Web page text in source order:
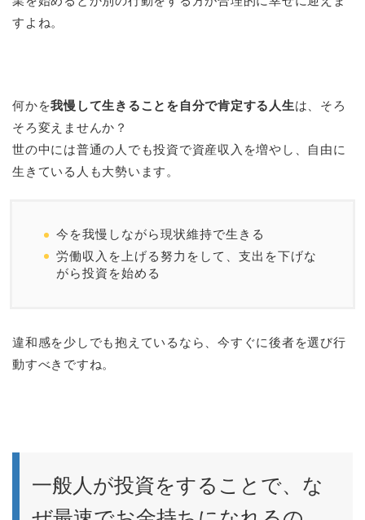
すよね。
何かを我慢して生きることを自分で肯定する人生は、そろ
そろ変えませんか？
世の中には普通の人でも投資で資産収入を増やし、自由に
生きている人も大勢います。
今を我慢しながら現状維持で生きる
労働収入を上げる努力をして、支出を下げな
がら投資を始める
違和感を少しでも抱えているなら、今すぐに後者を選び行
動すべきですね。
一般人が投資をすることで、な